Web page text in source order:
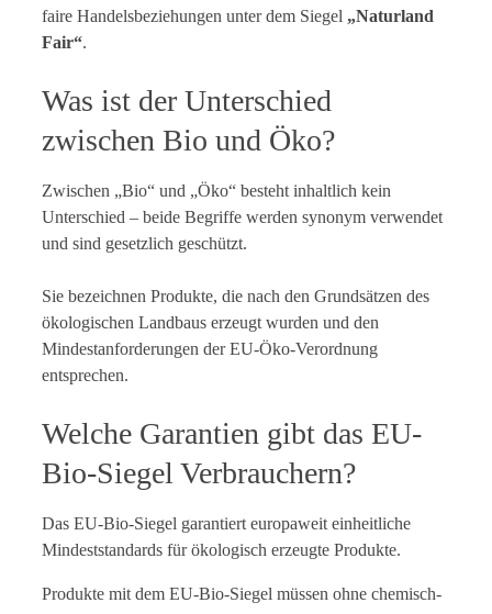
faire Handelsbeziehungen unter dem Siegel „Naturland
Fair“.
Was ist der Unterschied
zwischen Bio und Öko?
Zwischen „Bio“ und „Öko“ besteht inhaltlich kein
Unterschied – beide Begriffe werden synonym verwendet
und sind gesetzlich geschützt.
Sie bezeichnen Produkte, die nach den Grundsätzen des
ökologischen Landbaus erzeugt wurden und den
Mindestanforderungen der EU-Öko-Verordnung
entsprechen.
Welche Garantien gibt das EU-
Bio-Siegel Verbrauchern?
Das EU-Bio-Siegel garantiert europaweit einheitliche
Mindeststandards für ökologisch erzeugte Produkte.
Produkte mit dem EU-Bio-Siegel müssen ohne chemisch-